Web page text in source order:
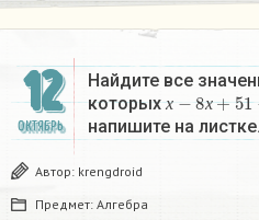
12
ОКТЯБРЬ
Найдите все
которыхх х
+ 1
напишите на листке.​
Автор: krengdroid
Предмет: Алгебра